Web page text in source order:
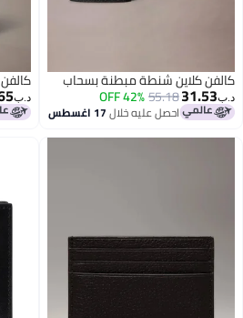
كالفن كلاين حافظة بطاقات بشعار
د.ب‏23.65
49.55
احصل عليه خلال